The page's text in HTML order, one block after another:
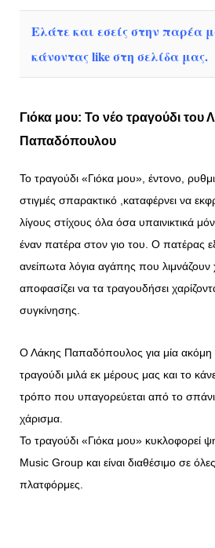
Ελάτε και εσείς στην παρέα
κάνοντας like στη σελίδα μας.
Γιόκα μου: Το νέο τραγούδι του
Παπαδόπουλου
Το τραγούδι «Γιόκα μου», έντονο,
στιγμές σπαρακτικό ,καταφέρνει να
λίγους στίχους όλα όσα υπαινικτικά
έναν πατέρα στον γιο του. Ο πατέρας
ανείπωτα λόγια αγάπης που λιμνάζουν
αποφασίζει να τα τραγουδήσει
συγκίνησης.
Ο Λάκης Παπαδόπουλος για μία ακόμη
τραγούδι μιλά εκ μέρους μας και το
τρόπο που υπαγορεύεται από το
χάρισμα.
Το τραγούδι «Γιόκα μου» κυκλοφορεί
Music Group και είναι διαθέσιμο σε
πλατφόρμες.